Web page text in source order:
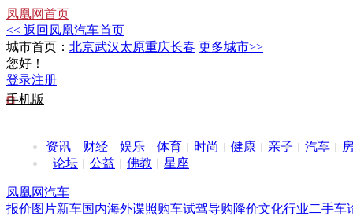
凤凰网首页
<< 返回凤凰汽车首页
城市首页： 北京武汉太原重庆长春 更多城市>>
您好！
登录注册
手机版
资讯 财经 娱乐 体育 时尚 健康 亲子 汽车
论坛
公益 佛教 星座
凤凰网汽车
报价图片新车国内海外谍照购车试驾导购降价文化行业二手车